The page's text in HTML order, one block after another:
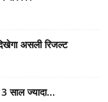
असली रिजल्ट
साल ज्यादा...